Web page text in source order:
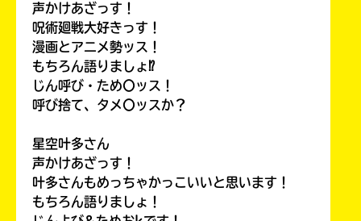
声かけあざっす！
呪術廻戦大好きっす！
漫画とアニメ勢ッス！
もちろん語りましょ⁉
じん呼び・ため〇ッス！
呼び捨て、タメ〇ッスか？
星空叶多さん
声かけあざっす！
叶多さんもめっちゃかっこいいと思います！
もちろん語りましょ！